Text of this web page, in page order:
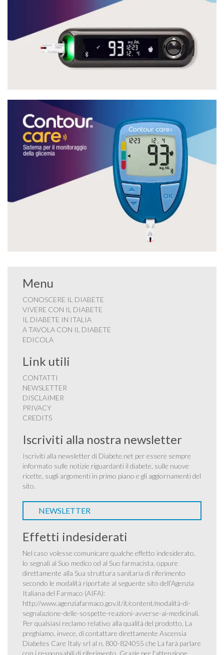
Menu
CONOSCERE IL DIABETE
VIVERE CON IL DIABETE
IL DIABETE IN ITALIA
A TAVOLA CON IL DIABETE
EDICOLA
Link utili
CONTATTI
NEWSLETTER
DISCLAIMER
PRIVACY
CREDITS
Iscriviti alla nostra newsletter
Iscriviti alla newsletter di Diabete.net per essere sempre
informato sulle notizie riguardanti il diabete, sulle nuove
ricette, sugli argomenti in primo piano e gli aggiornamenti del
sito.
NEWSLETTER
Effetti indesiderati
Nel caso volesse comunicare qualche effetto indesiderato,
lo segnali al Suo medico od al Suo farmacista, oppure
direttamente alla Sua struttura sanitaria di riferimento
secondo le modalità riportate al seguente sito dell’Agenzia
Italiana del Farmaco (AIFA):
http://www.agenziafarmaco.gov.it/it/content/modalità-di-
segnalazione-delle-sospette-reazioni-avverse-ai-medicinali.
Per qualsiasi reclamo relativo alla qualità del prodotto, La
preghiamo, invece, di contattare direttamente Ascensia
Diabetes Care Italy srl al n. 800-824055 che La farà parlare
con i responsabili di riferimento. Grazie per l’attenzione.